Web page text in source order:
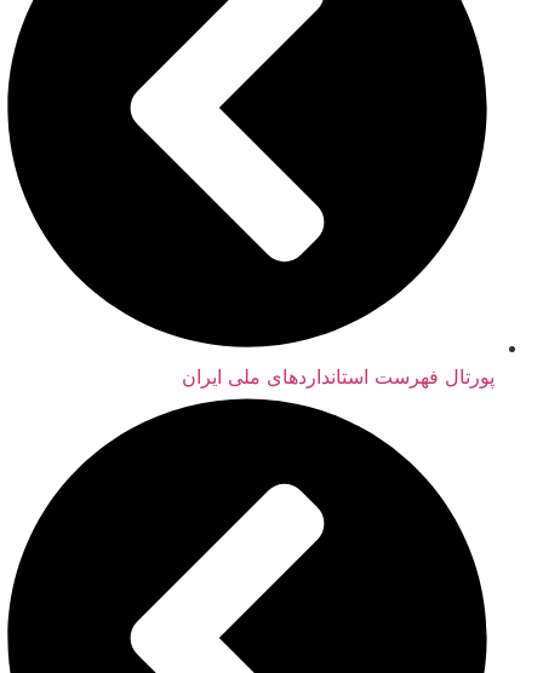
پورتال فهرست استانداردهای ملی ایران